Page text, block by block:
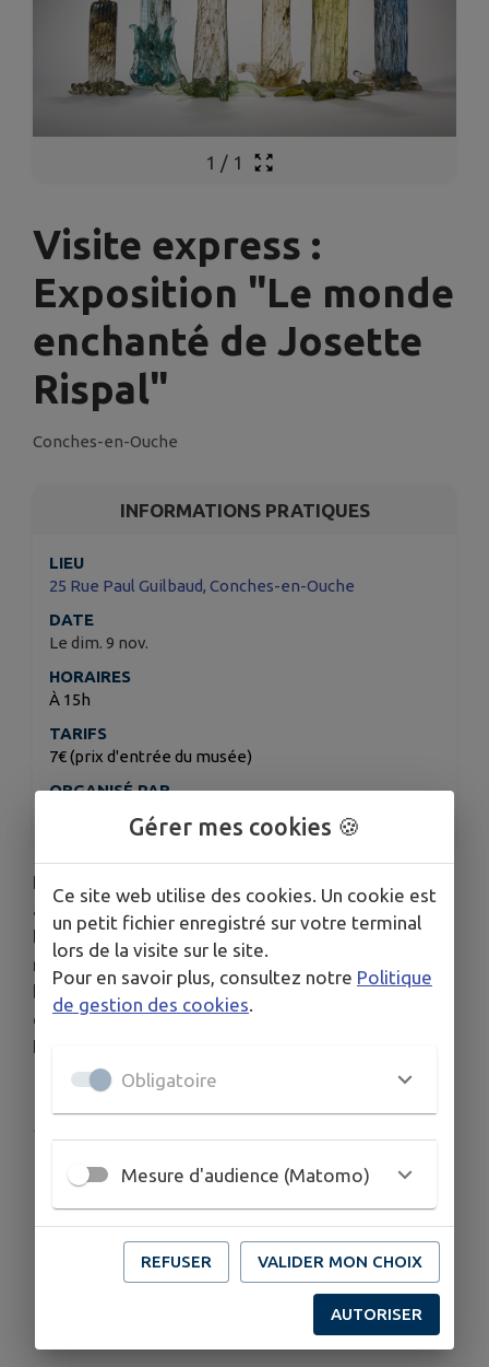
1 / 1
Visite express :
Exposition "Le monde
enchanté de Josette
Rispal"
Conches-en-Ouche
INFORMATIONS PRATIQUES
LIEU
25 Rue Paul Guilbaud, Conches-en-Ouche
DATE
Le dim. 9 nov.
HORAIRES
À 15h
TARIFS
7€ (prix d'entrée du musée)
ORGANISÉ PAR
Musée du Verre François Décorchemont
Découvrez l’univers enchanté de Josette Rispal,
artiste plasticienne et autodidacte. Réalisées dans
les verreries de Murano, ses œuvres révèlent une
nature et une humanité tantôt féeriques, tantôt
bouleversées. Ses oeuvres enchanteront la
chapelle du musée du Verre François
Décorchemont.
Gérer mes cookies 🍪
Ce site web utilise des cookies. Un cookie est
un petit fichier enregistré sur votre terminal
lors de la visite sur le site.
Pour en savoir plus, consultez notre Politique
de gestion des cookies.
Obligatoire
Mesure d'audience (Matomo)
REFUSER VALIDER MON CHOIX
AUTORISER